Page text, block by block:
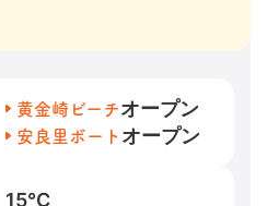
黄金崎ビーチオープン
安良里ボート オープン
15℃